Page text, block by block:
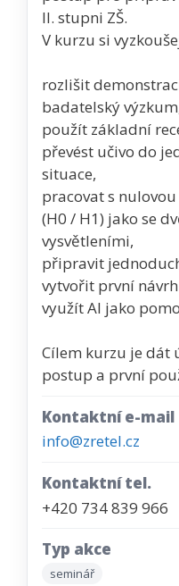
II. stupni ZŠ.
V kurzu si
rozlišit
badatelský
použít základní
převést učivo do
situace,
pracovat s
(H0 / H1) jako se
vysvětleními,
připravit
vytvořit první
využít AI jako
Cílem kurzu je dát
postup a první
Kontaktní e-mail
info@zretel.cz
Kontaktní tel.
+420 734 839 966
Typ akce
seminář